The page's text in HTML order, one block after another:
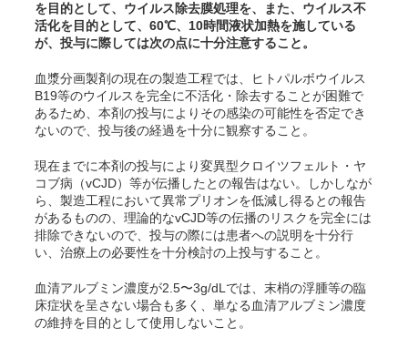
を目的として、ウイルス除去膜処理を、また、ウイルス不
活化を目的として、60℃、10時間液状加熱を施している
が、投与に際しては次の点に十分注意すること。
血漿分画製剤の現在の製造工程では、ヒトパルボウイルス
B19等のウイルスを完全に不活化・除去することが困難で
あるため、本剤の投与によりその感染の可能性を否定でき
ないので、投与後の経過を十分に観察すること。
現在までに本剤の投与により変異型クロイツフェルト・ヤ
コブ病（vCJD）等が伝播したとの報告はない。しかしなが
ら、製造工程において異常プリオンを低減し得るとの報告
があるものの、理論的なvCJD等の伝播のリスクを完全には
排除できないので、投与の際には患者への説明を十分行
い、治療上の必要性を十分検討の上投与すること。
血清アルブミン濃度が2.5〜3g/dLでは、末梢の浮腫等の臨
床症状を呈さない場合も多く、単なる血清アルブミン濃度
の維持を目的として使用しないこと。